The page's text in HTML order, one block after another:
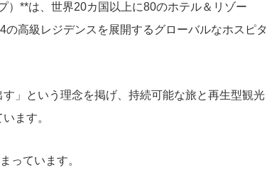
）**は、世界20カ国以上に80のホテル＆リゾー
の高級レジデンスを展開するグローバルなホスピタ
す」という理念を掲げ、持続可能な旅と再生型観光
ます。
っています。